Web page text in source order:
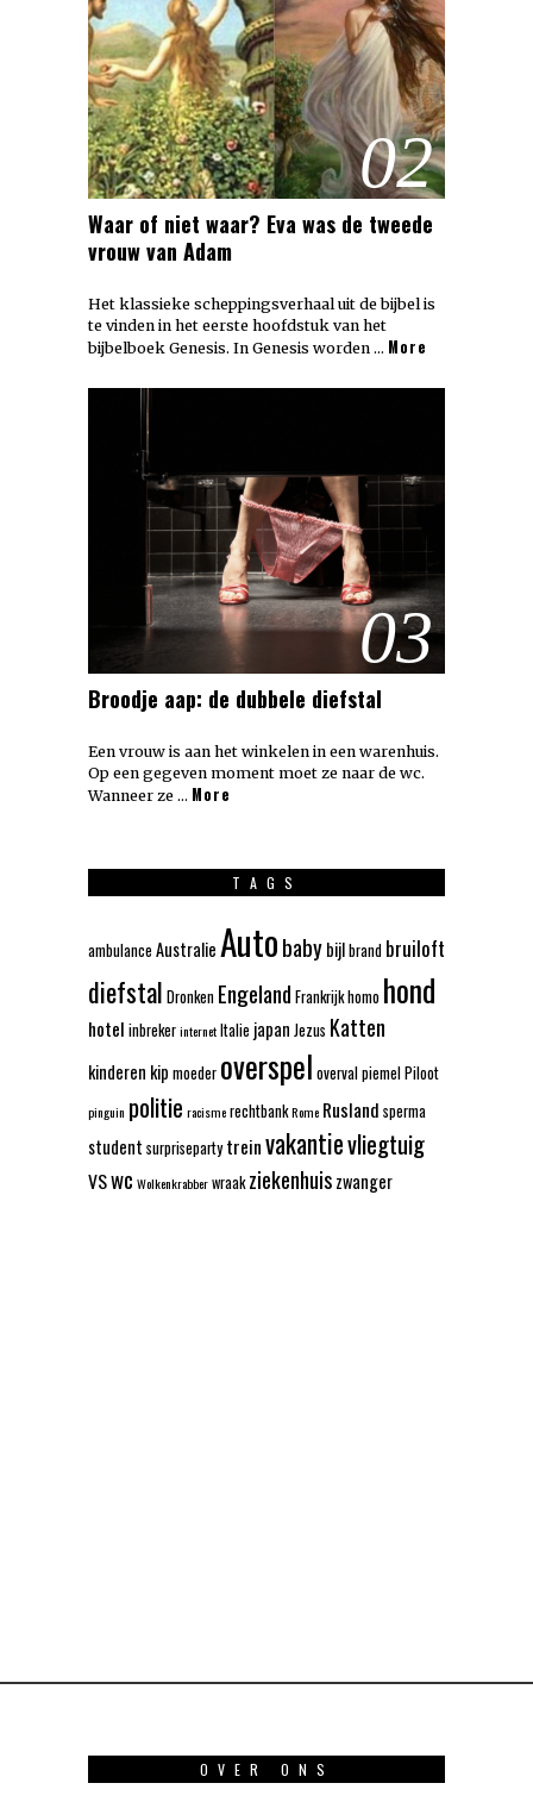
02
Waar of niet waar? Eva was de tweede
vrouw van Adam
Het klassieke scheppingsverhaal uit de bijbel is
te vinden in het eerste hoofdstuk van het
bijbelboek Genesis. In Genesis worden … More
03
Broodje aap: de dubbele diefstal
Een vrouw is aan het winkelen in een warenhuis.
Op een gegeven moment moet ze naar de wc.
Wanneer ze … More
TAGS
ambulance AustralieAutobabybijlbrand bruiloft
diefstal Dronken Engeland Frankrijkhomo hond
hotel inbrekerinternetItalie japan Jezus Katten
kinderen kip moeder overspel overvalpiemelPiloot
pinguin politie racismerechtbankRome Rusland sperma
student surpriseparty treinvakantievliegtuig
VSwc Wolkenkrabberwraak ziekenhuiszwanger
OVER ONS